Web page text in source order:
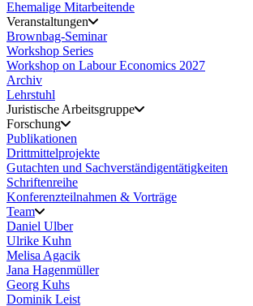
Ehemalige Mitarbeitende
Veranstaltungen
Brownbag-Seminar
Workshop Series
Workshop on Labour Economics 2027
Archiv
Lehrstuhl
Juristische Arbeitsgruppe
Forschung
Publikationen
Drittmittelprojekte
Gutachten und Sachverständigentätigkeiten
Schriftenreihe
Konferenzteilnahmen & Vorträge
Team
Daniel Ulber
Ulrike Kuhn
Melisa Agacik
Jana Hagenmüller
Georg Kuhs
Dominik Leist